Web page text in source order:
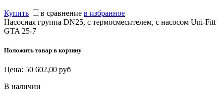
Купить в сравнение в избранное
Насосная группа DN25, с термосмесителем, с насосом Uni-Fitt
GTA 25-7
Положить товар в корзину
Цена: 50 602,00 руб
В наличии